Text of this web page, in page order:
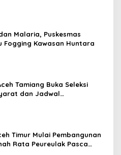
Malaria, Puskesmas
Fogging Kawasan Huntara
Tamiang Buka Seleksi
dan Jadwal
Timur Mulai Pembangunan
Rata Peureulak Pasca